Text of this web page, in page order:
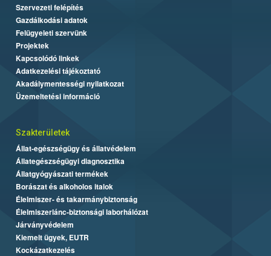
Szervezeti felépítés
Gazdálkodási adatok
Felügyeleti szervünk
Projektek
Kapcsolódó linkek
Adatkezelési tájékoztató
Akadálymentességi nyilatkozat
Üzemeltetési információ
Szakterületek
Állat-egészségügy és állatvédelem
Állategészségügyi diagnosztika
Állatgyógyászati termékek
Borászat és alkoholos italok
Élelmiszer- és takarmánybiztonság
Élelmiszerlánc-biztonsági laborhálózat
Járványvédelem
Kiemelt ügyek, EUTR
Kockázatkezelés